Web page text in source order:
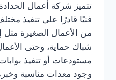
تتميز شركة أعمال
فنيًا قادرًا على تنفيذ
من الأعمال الصغيرة مثل
شباك حماية، وحتى
مستودعات أو تنفيذ
وجود معدات مناسبة